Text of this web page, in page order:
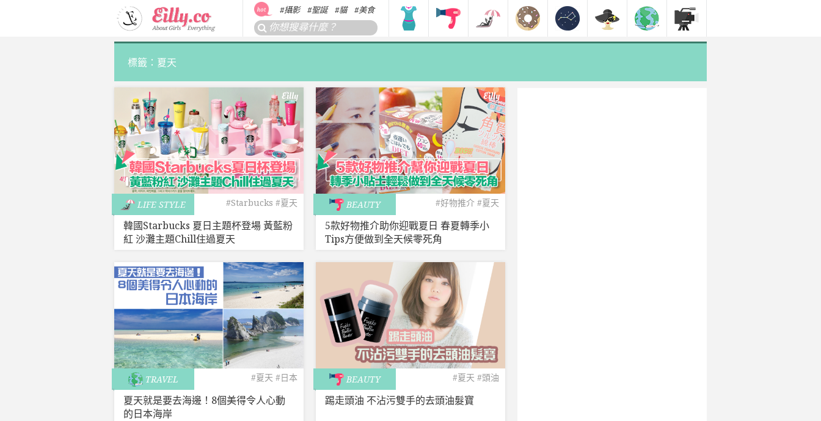
攝影 聖誕 貓 美食 搞笑 香港 韓國
搜
尋
標籤：夏天
LIFE STYLE #Starbucks #夏天
韓國Starbucks 夏日主題杯登場 黃藍粉
紅 沙灘主題Chill住過夏天
BEAUTY #好物推介 #夏天
5款好物推介助你迎戰夏日 春夏轉季小
Tips方便做到全天候零死角
TRAVEL #夏天 #日本
夏天就是要去海邊！8個美得令人心動
的日本海岸
BEAUTY #夏天 #頭油
踢走頭油 不沾污雙手的去頭油髮寶